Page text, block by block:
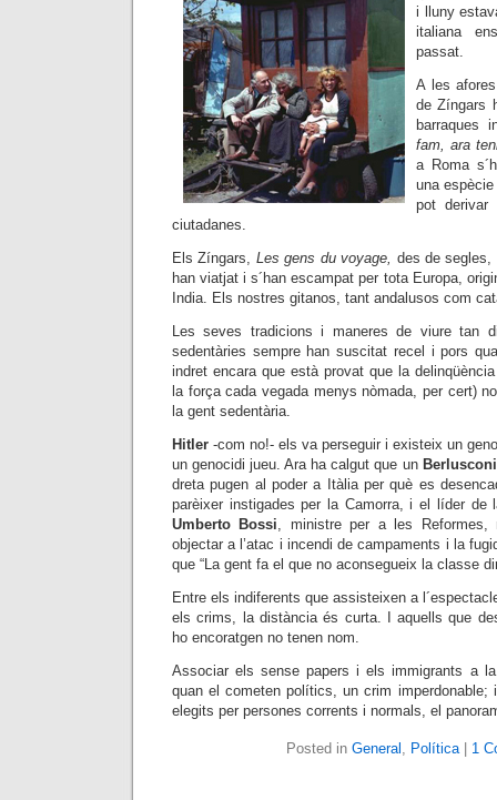
i lluny
italiana
passat.
A les
deZíngars
barraques
fam, ara
a Roma
una
pot derivar
ciutadanes.
Els Zíngars, Les gens du voyage, des de
han viatjat i s´han escampat per tota Europa,
India. Els nostres gitanos, tant andalusos com
Les seves tradicions i maneres de viure tan
sedentàries sempre han suscitat recel i pors
indret encara que està provat que la
la força cada vegada menys nòmada, per cert)
la gent sedentària.
Hitler -com no!- els va perseguir i existeix un
un genocidi jueu. Ara ha calgut que un Berlusconi
dreta pugen al poder a Itàlia per què es
parèixer instigades per la Camorra, i el líder de
Umberto Bossi, ministre per a les
objectar a l’atac i incendi de campaments i la
que “La gent fa el que no aconsegueix la classe
Entre els indiferents que assisteixen a
els crims, la distància és curta. I aquells que
ho encoratgen no tenen nom.
Associar els sense papers i elsimmigrants a
quan el cometen polítics, un crim
elegits per persones corrents i normals, el
Posted in General , Política| 1